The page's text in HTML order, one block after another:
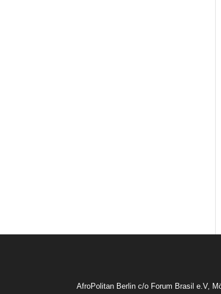
AfroPolitan Berlin c/o Forum Brasil e.V,